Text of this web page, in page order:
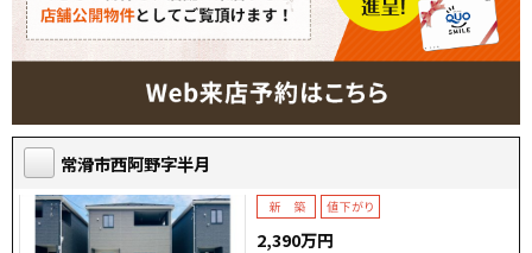
常滑市西阿野字半月
2,390万円